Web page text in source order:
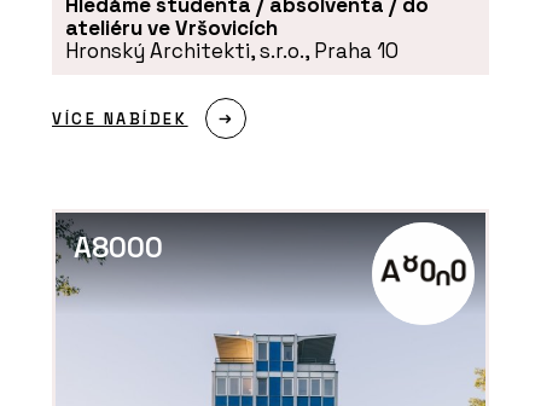
ateliéru ve Vršovicích
Hronský Architekti, s.r.o., Praha 10
VÍCE NABÍDEK
A8000